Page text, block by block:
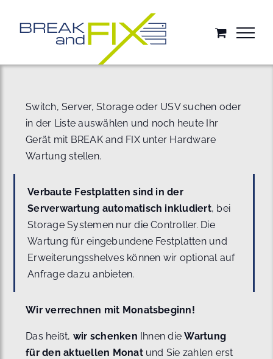
springen
Switch, Server, Storage oder USV suchen oder
in der Liste auswählen und noch heute Ihr
Gerät mit BREAK and FIX unter Hardware
Wartung stellen.
Verbaute Festplatten sind in der
Serverwartung automatisch inkludiert, bei
Storage Systemen nur die Controller. Die
Wartung für eingebundene Festplatten und
Erweiterungsshelves können wir optional auf
Anfrage dazu anbieten.
Wir verrechnen mit Monatsbeginn!
Das heißt, wir schenken Ihnen dieWartung
für den aktuellen Monat und Sie zahlen erst